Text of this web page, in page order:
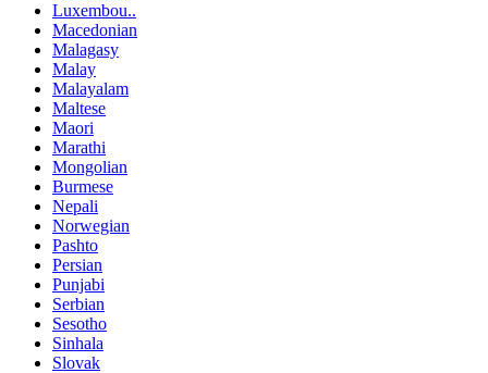
Luxembou..
Macedonian
Malagasy
Malay
Malayalam
Maltese
Maori
Marathi
Mongolian
Burmese
Nepali
Norwegian
Pashto
Persian
Punjabi
Serbian
Sesotho
Sinhala
Slovak